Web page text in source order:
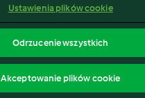
Ustawienia plików cookie
Odrzucenie wszystkich
Akceptowanie plików cookie